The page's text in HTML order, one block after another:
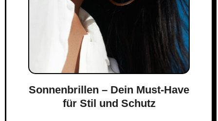
Sonnenbrillen – Dein Must-Have
für Stil und Schutz